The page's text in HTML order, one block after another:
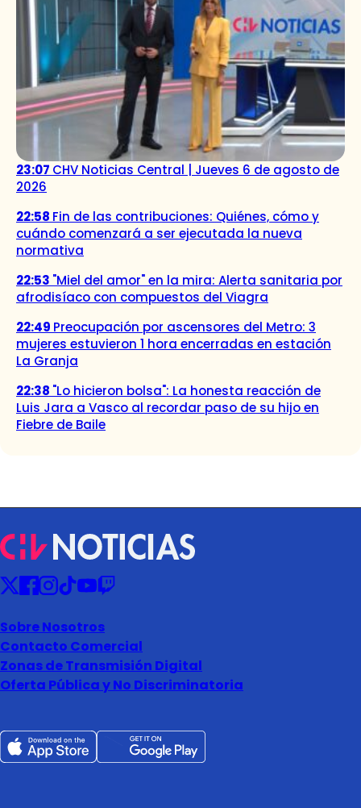
23:07 CHV Noticias Central | Jueves 6 de agosto de
2026
22:58 Fin de las contribuciones: Quiénes, cómo y
cuándo comenzará a ser ejecutada la nueva
normativa
22:53 "Miel del amor" en la mira: Alerta sanitaria por
afrodisíaco con compuestos del Viagra
22:49 Preocupación por ascensores del Metro: 3
mujeres estuvieron 1 hora encerradas en estación
La Granja
22:38 "Lo hicieron bolsa": La honesta reacción de
Luis Jara a Vasco al recordar paso de su hijo en
Fiebre de Baile
Sobre Nosotros
Contacto Comercial
Zonas de Transmisión Digital
Oferta Pública y No Discriminatoria